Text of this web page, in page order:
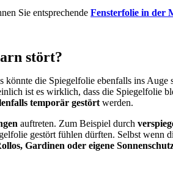
Sie entsprechende Fensterfolie in der
stört?
die Spiegelfolie ebenfalls ins
ist es wirklich, dass die Spiegelfolie
temporär gestört werden.
auftreten. Zum Beispiel durch
gestört fühlen dürften. Selbst
Gardinen oder eigene